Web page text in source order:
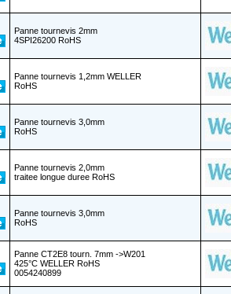
Panne tournevis 2mm
4SPI26200 RoHS
Panne tournevis 1,2mm WELLER
RoHS
Panne tournevis 3,0mm
RoHS
Panne tournevis 2,0mm
traitee longue duree RoHS
Panne tournevis 3,0mm
RoHS
Panne CT2E8 tourn. 7mm ->W201
425°C WELLER RoHS
0054240899